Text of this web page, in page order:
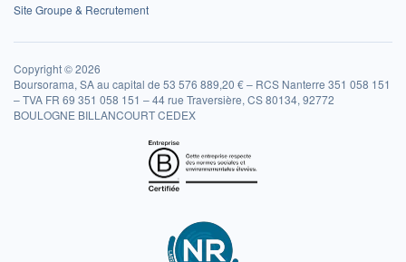
Site Groupe & Recrutement
Copyright © 2026
Boursorama, SA au capital de 53 576 889,20 € – RCS Nanterre 351 058 151
– TVA FR 69 351 058 151 – 44 rue Traversière, CS 80134, 92772
BOULOGNE BILLANCOURT CEDEX